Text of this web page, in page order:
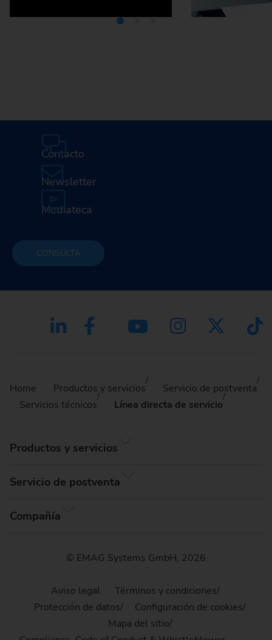
Contacto
Newsletter
Mediateca
CONSULTA
Home Productos y servicios
Servicio de postventa
Servicios técnicos
Línea directa de servicio
Productos y servicios
Servicio de postventa
Compañía
© EMAG Systems GmbH, 2026
Aviso legal
Términos y condiciones
Protección de datos
Configuración de cookies
Mapa del sitio